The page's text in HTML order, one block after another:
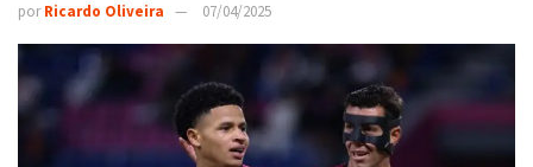
por Ricardo Oliveira 07/04/2025